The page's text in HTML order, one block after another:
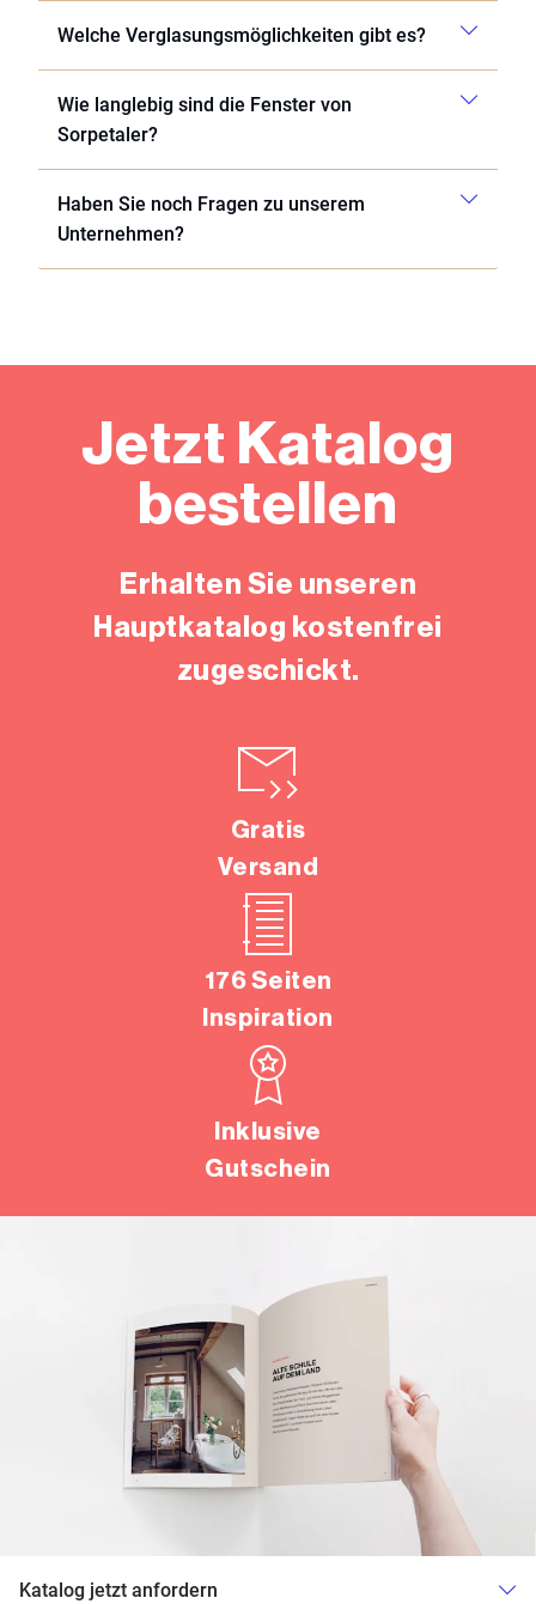
Welche Verglasungsmöglichkeiten gibt es?
Wie langlebig sind die Fenster von
Sorpetaler?
Haben Sie noch Fragen zu unserem
Unternehmen?
Jetzt Katalog
bestellen
Erhalten Sie unseren
Hauptkatalog kostenfrei
zugeschickt.
Gratis
Versand
176 Seiten
Inspiration
Inklusive
Gutschein
Katalog jetzt anfordern